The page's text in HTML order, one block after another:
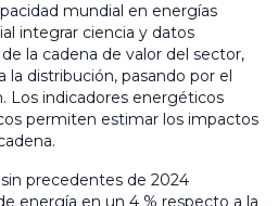
mundial en energías
integrar ciencia y datos
la cadena de valor del sector,
la distribución, pasando por el
Los indicadores energéticos
permiten estimar los impactos
precedentes de 2024
energía en un 4 % respecto a la